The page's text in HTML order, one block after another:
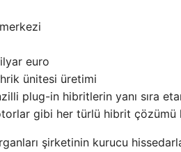
euro
ünitesi üretimi
plug-in hibritlerin yanı sıra
gibi her türlü hibrit çözümü
şirketinin kurucu